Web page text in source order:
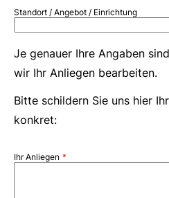
Standort / Angebot / Einrichtung
Je genauer Ihre Angaben
wir Ihr Anliegen bearbeiten.
Bitte schildern Sie uns hier Ihr
konkret:
Ihr Anliegen